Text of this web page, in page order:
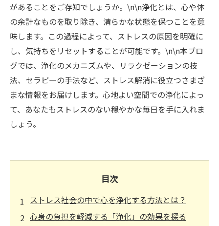
があることをご存知でしょうか。\n\n浄化とは、心や体
の余計なものを取り除き、清らかな状態を保つことを意
味します。この過程によって、ストレスの原因を明確に
し、気持ちをリセットすることが可能です。\n\n本ブロ
グでは、浄化のメカニズムや、リラクゼーションの技
法、セラピーの手法など、ストレス解消に役立つさまざ
まな情報をお届けします。心地よい空間での浄化によっ
て、あなたもストレスのない穏やかな毎日を手に入れま
しょう。
目次
ストレス社会の中で心を浄化する方法とは？
心身の負担を軽減する「浄化」の効果を探る